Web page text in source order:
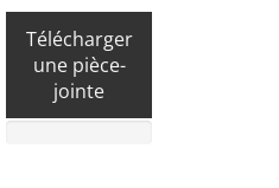
Télécharger
une pièce-
jointe